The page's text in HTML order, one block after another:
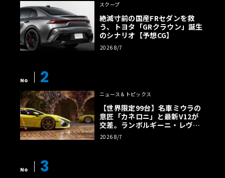
スクープ
絶滅寸前の国産FRセダンを救
う、トヨタ「GRクラウン」誕生
のシナリオ【予想CG】
2026 8/7
No 2
ニュース＆トピックス
【世界限定99台】名車ミウラの
意匠「カネロニ」と最新V12が
交差。ランボルギーニ・レヴエ
ルトに60周年記念車が登場
2026 8/7
No 3